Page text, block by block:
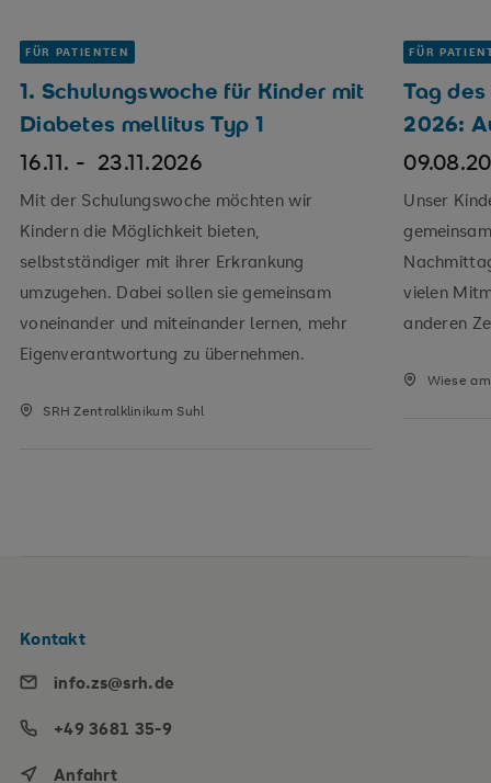
FÜR PATIENTEN
1. Schulungswoche für Kinder mit
Diabetes mellitus Typ 1
16.11. - 23.11.2026
Mit der Schulungswoche möchten wir
Kindern die Möglichkeit bieten,
selbstständiger mit ihrer Erkrankung
umzugehen. Dabei sollen sie gemeinsam
voneinander und miteinander lernen, mehr
Eigenverantwortung zu übernehmen.
SRH Zentralklinikum Suhl
FÜR
Tag
2026:
Unser
vielen
anderen
Wiese
Kontakt
info.zs@srh.de
+49 3681 35-9
Anfahrt